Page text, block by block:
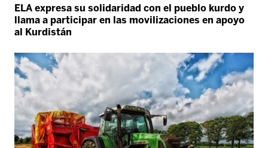
ELA expresa su solidaridad con el pueblo kurdo y
llama a participar en las movilizaciones en apoyo
al Kurdistán